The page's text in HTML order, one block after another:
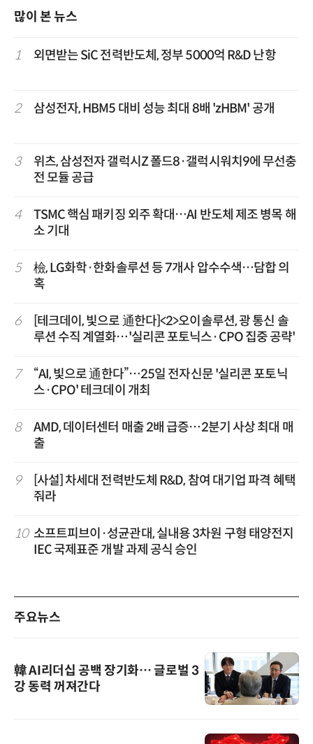
많이 본 뉴스
1 외면받는 SiC 전력반도체, 정부 5000억 R&D 난항
2 삼성전자, HBM5 대비 성능 최대 8배 'zHBM' 공개
3
위츠, 삼성전자 갤럭시Z 폴드8·갤럭시워치9에 무선충
전 모듈 공급
4
TSMC 핵심 패키징 외주 확대…AI 반도체 제조 병목 해
소 기대
5
檢, LG화학·한화솔루션 등 7개사 압수수색…담합 의
혹
6
[테크데이, 빛으로 通한다]<2>오이솔루션, 광 통신 솔
루션 수직 계열화…'실리콘 포토닉스·CPO 집중 공략'
7
“AI, 빛으로 通한다”…25일 전자신문 '실리콘 포토닉
스·CPO' 테크데이 개최
8
AMD, 데이터센터 매출 2배 급증…2분기 사상 최대 매
출
9
[사설] 차세대 전력반도체 R&D, 참여 대기업 파격 혜택
줘라
10 소프트피브이·성균관대, 실내용 3차원 구형 태양전지
IEC 국제표준 개발 과제 공식 승인
주요뉴스
韓 AI리더십 공백 장기화… 글로벌 3
강 동력 꺼져간다